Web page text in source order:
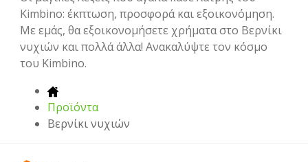
Kimbino: έκπτωση, προσφορά και εξοικονόμηση.
Με εμάς, θα εξοικονομήσετε χρήματα στο Βερνίκι
νυχιών και πολλά άλλα! Ανακαλύψτε τον κόσμο
του Kimbino.
Προϊόντα
Βερνίκι νυχιών